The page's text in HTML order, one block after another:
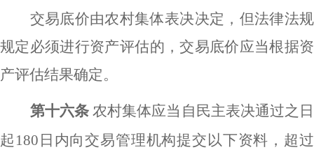
交易底价由农村集体表决决定，但法律法规
规定必须进行资产评估的，交易底价应当根据资
产评估结果确定。
第十六条 农村集体应当自民主表决通过之日
起 180 日内向交易管理机构提交以下资料，超过